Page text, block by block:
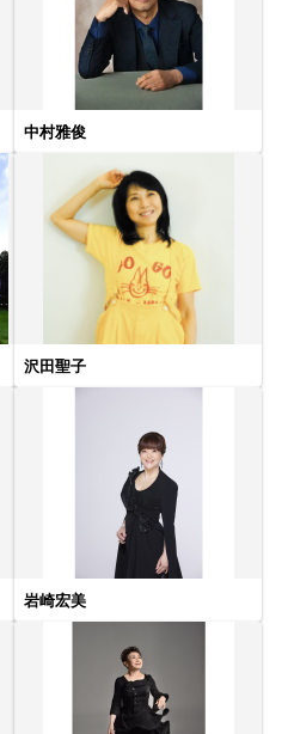
中村雅俊
沢田聖子
岩崎宏美